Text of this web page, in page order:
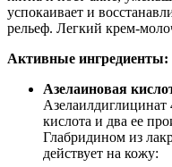
успокаивает и
рельеф. Легкий крем-
Активные ингредиенты:
Азелаиновая
Азелаилдиглицинат
кислота и два ее
Глабридином из
действует на кожу: